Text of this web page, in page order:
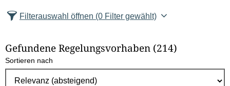
z
l
E
Filterauswahl öffnen (0 Filter gewählt)
Gefundene Regelungsvorhaben (214)
Sortieren nach